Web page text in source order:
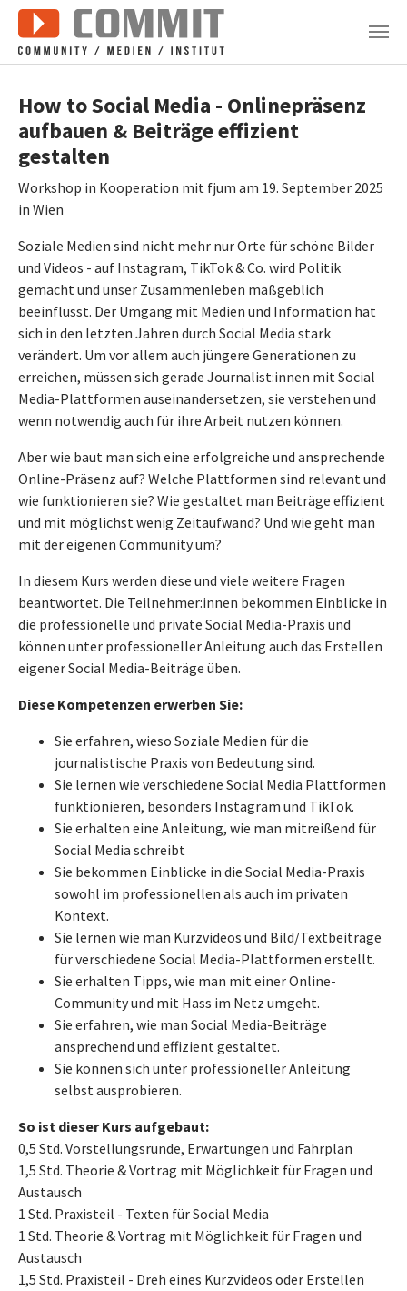
Zum Hauptinhalt springen
How to Social Media - Onlinepräsenz
aufbauen & Beiträge effizient
gestalten
Workshop in Kooperation mit fjum am 19. September 2025
in Wien
Soziale Medien sind nicht mehr nur Orte für schöne Bilder
und Videos - auf Instagram, TikTok & Co. wird Politik
gemacht und unser Zusammenleben maßgeblich
beeinflusst. Der Umgang mit Medien und Information hat
sich in den letzten Jahren durch Social Media stark
verändert. Um vor allem auch jüngere Generationen zu
erreichen, müssen sich gerade Journalist:innen mit Social
Media-Plattformen auseinandersetzen, sie verstehen und
wenn notwendig auch für ihre Arbeit nutzen können.
Aber wie baut man sich eine erfolgreiche und ansprechende
Online-Präsenz auf? Welche Plattformen sind relevant und
wie funktionieren sie? Wie gestaltet man Beiträge effizient
und mit möglichst wenig Zeitaufwand? Und wie geht man
mit der eigenen Community um?
In diesem Kurs werden diese und viele weitere Fragen
beantwortet. Die Teilnehmer:innen bekommen Einblicke in
die professionelle und private Social Media-Praxis und
können unter professioneller Anleitung auch das Erstellen
eigener Social Media-Beiträge üben.
Diese Kompetenzen erwerben Sie:
Sie erfahren, wieso Soziale Medien für die
journalistische Praxis von Bedeutung sind.
Sie lernen wie verschiedene Social Media Plattformen
funktionieren, besonders Instagram und TikTok.
Sie erhalten eine Anleitung, wie man mitreißend für
Social Media schreibt
Sie bekommen Einblicke in die Social Media-Praxis
sowohl im professionellen als auch im privaten
Kontext.
Sie lernen wie man Kurzvideos und Bild/Textbeiträge
für verschiedene Social Media-Plattformen erstellt.
Sie erhalten Tipps, wie man mit einer Online-
Community und mit Hass im Netz umgeht.
Sie erfahren, wie man Social Media-Beiträge
ansprechend und effizient gestaltet.
Sie können sich unter professioneller Anleitung
selbst ausprobieren.
So ist dieser Kurs aufgebaut:
0,5 Std. Vorstellungsrunde, Erwartungen und Fahrplan
1,5 Std. Theorie & Vortrag mit Möglichkeit für Fragen und
Austausch
1 Std. Praxisteil - Texten für Social Media
1 Std. Theorie & Vortrag mit Möglichkeit für Fragen und
Austausch
1,5 Std. Praxisteil - Dreh eines Kurzvideos oder Erstellen